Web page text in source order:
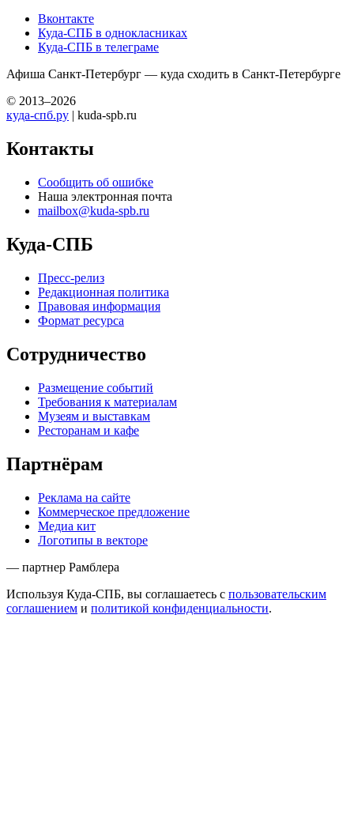
Вконтакте
Куда-СПБ в однокласниках
Куда-СПБ в телеграме
Афиша Санкт-Петербург — куда сходить в Санкт-Петербурге
© 2013–2026
куда-спб.ру | kuda-spb.ru
Контакты
Сообщить об ошибке
Наша электронная почта
mailbox@kuda-spb.ru
Куда-СПБ
Пресс-релиз
Редакционная политика
Правовая информация
Формат ресурса
Сотрудничество
Размещение событий
Требования к материалам
Музеям и выставкам
Ресторанам и кафе
Партнёрам
Реклама на сайте
Коммерческое предложение
Медиа кит
Логотипы в векторе
— партнер Рамблера
Используя Куда-СПБ, вы соглашаетесь с пользовательским
соглашением и политикой конфиденциальности.